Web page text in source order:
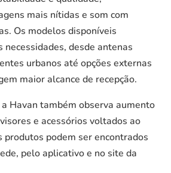
mais nítidas e som com
Os modelos disponíveis
desde antenas
urbanos até opções externas
maior alcance de recepção.
Havan também observa aumento
e acessórios voltados ao
podem ser encontrados
pelo aplicativo e no site da